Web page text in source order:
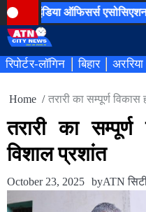
Skip
to
content
ऑफिसर्स एसोसिएशन पटना
रिपोर्टर-लॉगिन बिहार अररिया
Home तरारी का सम्पूर्ण
तरारी का
विशाल प्रशांत
October 23, 2025 byATN